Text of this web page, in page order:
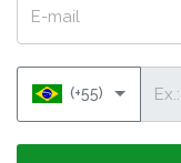
(+55)